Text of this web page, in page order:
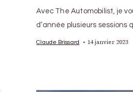
Avec The Automobilist, je
d’année plusieurs sessions
Claude Brissard 14 janvier 2023